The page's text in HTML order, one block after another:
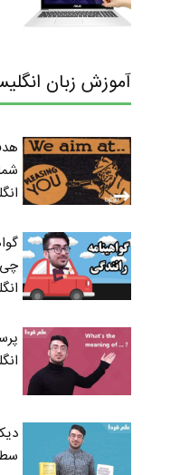
آموزش زبان